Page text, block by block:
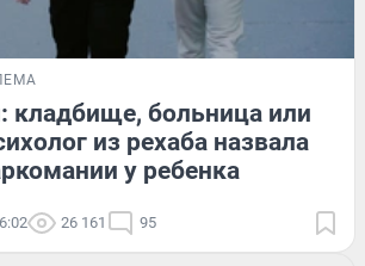
кладбище, больница или
из рехаба назвала
у ребенка
26 161 95